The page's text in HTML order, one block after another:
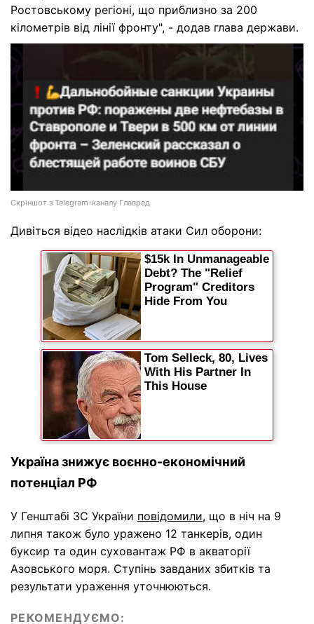
Ростовському регіоні, що приблизно за 200
кілометрів від лінії фронту", - додав глава держави.
Скріншот з Telegram-каналу Главред
Дивіться відео наслідків атаки Сил оборони:
Україна знижує воєнно-економічний
потенціал РФ
У Генштабі ЗС України повідомили, що в ніч на 9
липня також було уражено 12 танкерів, один
буксир та один суховантаж РФ в акваторії
Азовського моря. Ступінь завданих збитків та
результати ураження уточнюються.
РЕКОМЕНДУЄМО: